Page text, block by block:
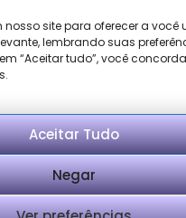
nosso site para oferecer a você
lembrando suas
“Aceitar tudo”, você
Aceitar Tudo
Negar
Menu
Benevenuto. Desenvolvido